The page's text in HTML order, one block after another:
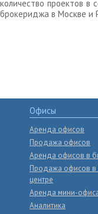
количество проектов в
брокериджа в Москве и
Офисы
Аренда офисов
Продажа офисов
Аренда офисов в
Продажа офисов в
центре
Аренда мини-
Аналитика